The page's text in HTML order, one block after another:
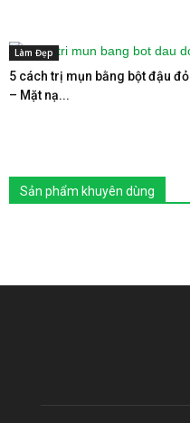
Làm Đẹp
5 cách trị mụn bằng bột đậu đỏ
– Mặt nạ...
Sản phẩm khuyên dùng